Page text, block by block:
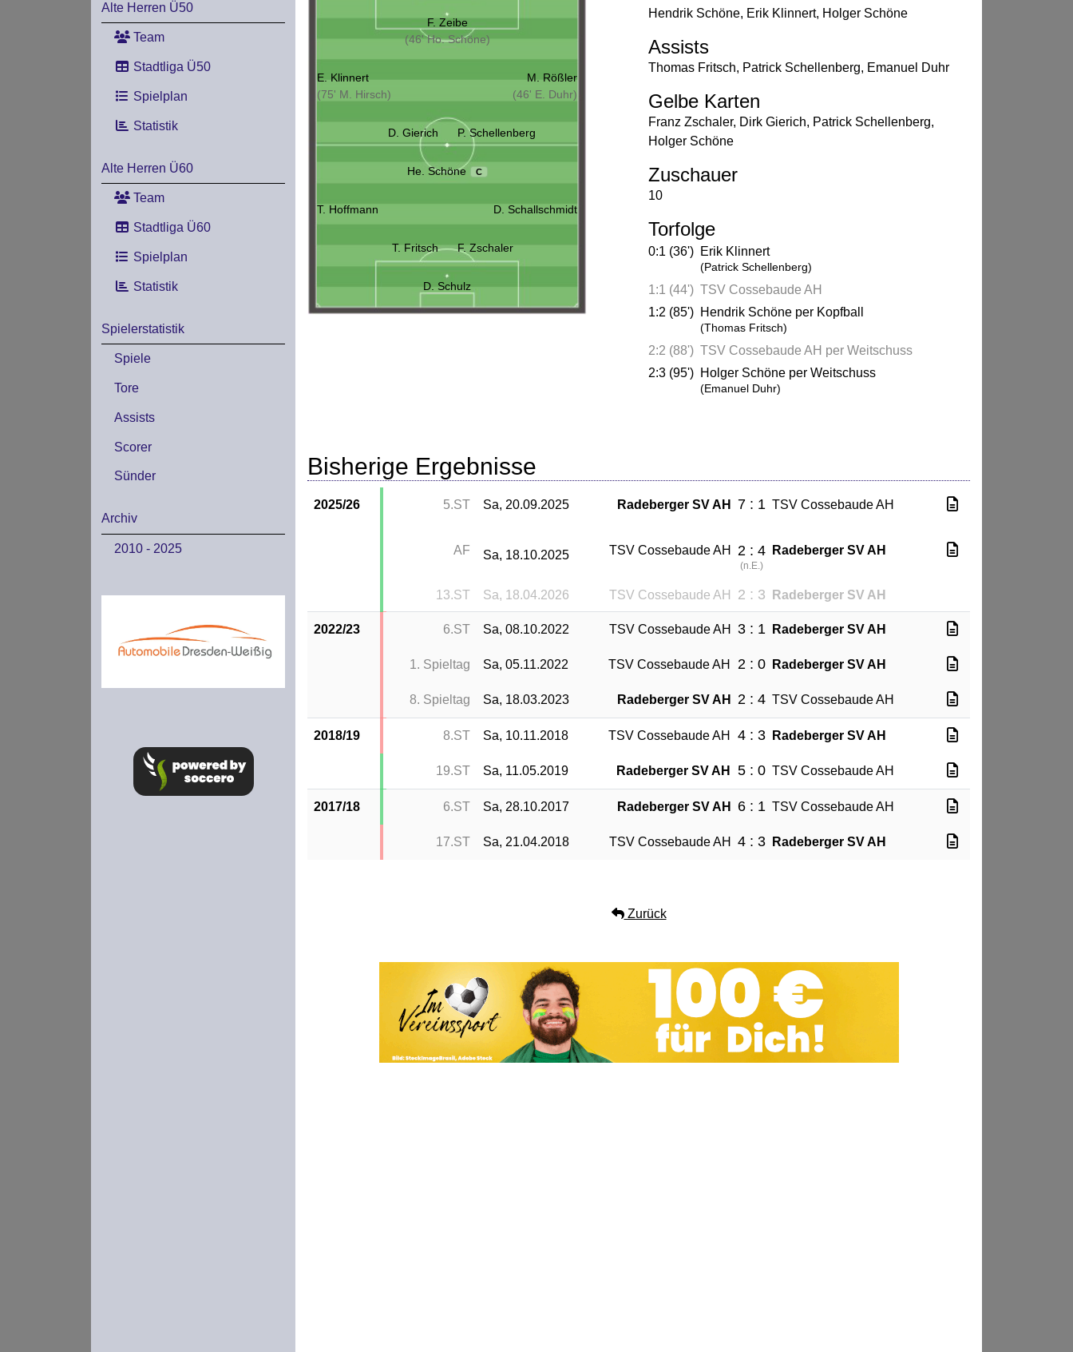
Alte Herren Ü50
Team
Stadtliga Ü50
Spielplan
Statistik
Alte Herren Ü60
Team
Stadtliga Ü60
Spielplan
Statistik
Spielerstatistik
Spiele
Tore
Assists
Scorer
Sünder
Archiv
2010 - 2025
F. Zeibe
(46' Ho. Schöne)
E. Klinnert
(75' M. Hirsch)
M. Rößler
(46' E. Duhr)
D. Gierich P. Schellenberg
He. Schöne C
T. Hoffmann D. Schallschmidt
T. Fritsch F. Zschaler
D. Schulz
Hendrik Schöne, Erik Klinnert, Holger Schöne
Assists
Thomas Fritsch, Patrick Schellenberg, Emanuel Duhr
Gelbe Karten
Franz Zschaler, Dirk Gierich, Patrick Schellenberg,
Holger Schöne
Zuschauer
10
Torfolge
0:1 (36') Erik Klinnert
(Patrick Schellenberg)
1:1 (44') TSV Cossebaude AH
1:2 (85') Hendrik Schöne per Kopfball
(Thomas Fritsch)
2:2 (88') TSV Cossebaude AH per Weitschuss
2:3 (95') Holger Schöne per Weitschuss
(Emanuel Duhr)
Bisherige Ergebnisse
2025/26 5.ST Sa, 20.09.2025 Radeberger SV AH 7 : 1 TSV Cossebaude AH
AF Sa, 18.10.2025 TSV Cossebaude AH 2 : 4
(n.E. )
Radeberger SV AH
13.ST Sa, 18.04.2026 TSV Cossebaude AH 2 : 3 Radeberger SV AH
2022/23 6.ST Sa, 08.10.2022 TSV Cossebaude AH 3 : 1 Radeberger SV AH
1. Spieltag Sa, 05.11.2022 TSV Cossebaude AH 2 : 0 Radeberger SV AH
8. Spieltag Sa, 18.03.2023 Radeberger SV AH 2 : 4 TSV Cossebaude AH
2018/19 8.ST Sa, 10.11.2018 TSV Cossebaude AH 4 : 3 Radeberger SV AH
19.ST Sa, 11.05.2019 Radeberger SV AH 5 : 0 TSV Cossebaude AH
2017/18 6.ST Sa, 28.10.2017 Radeberger SV AH 6 : 1 TSV Cossebaude AH
17.ST Sa, 21.04.2018 TSV Cossebaude AH 4 : 3 Radeberger SV AH
Zurück